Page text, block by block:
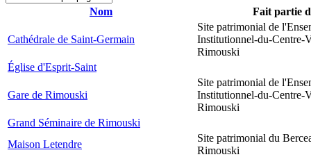
Nom Fait partie
Cathédrale de Saint-Germain
Site patrimonial de
Institutionnel-du-Centre-
Rimouski
Église d'Esprit-Saint
Gare de Rimouski
Site patrimonial de
Institutionnel-du-Centre-
Rimouski
Grand Séminaire de Rimouski
Maison Letendre
Site patrimonial du
Rimouski